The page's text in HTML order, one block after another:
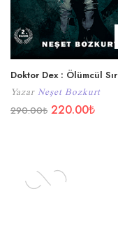
Doktor Dex : Ölümcül Sır
Yazar Neşet Bozkurt
290.00₺ 220.00₺